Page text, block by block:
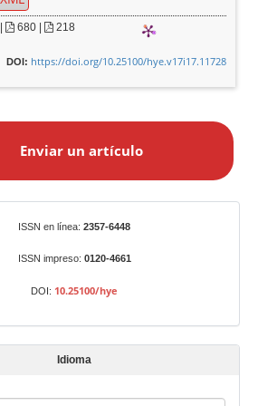
| 680 | 218
DOI: https://doi.org/10.25100/hye.v17i17.11728
Enviar un artículo
ISSN en línea: 2357-6448
ISSN impreso: 0120-4661
DOI: 10.25100/hye
Idioma